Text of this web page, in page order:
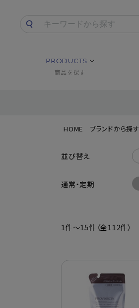
PRODUCTS
商品を探す
HOME ブランドから探す
並び替え
通常・定期
1件～15件（全112件）